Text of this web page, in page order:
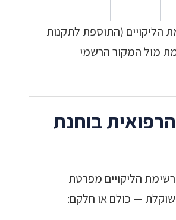
34 לרשימת הליקויים (התוספת לתקנות
מול המקור הרשמי
בוחנת
הליקויים מפרטת
שוקלת — כולם או חלקם: